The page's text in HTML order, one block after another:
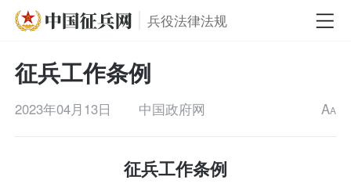
兵役法律法规
征兵工作条例
2023年04月13日 中国政府网 AA
征兵工作条例